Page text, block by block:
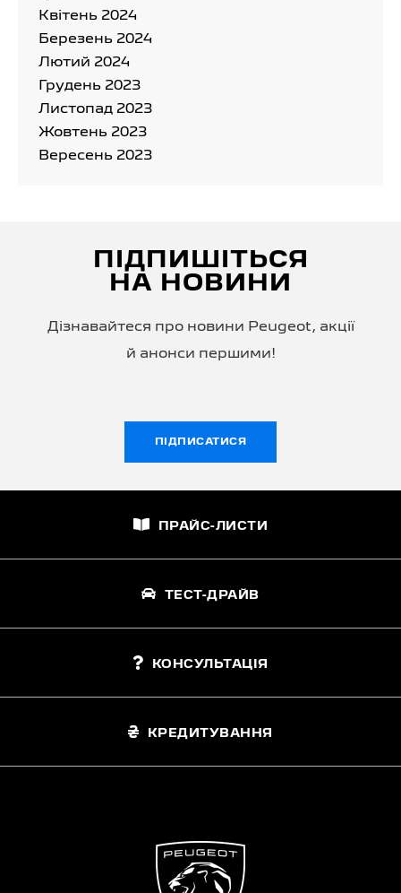
Квітень 2024
Березень 2024
Лютий 2024
Грудень 2023
Листопад 2023
Жовтень 2023
Вересень 2023
ПІДПИШІТЬСЯ
НА НОВИНИ
Дізнавайтеся про новини Peugeot, акції
й анонси першими!
ПІДПИСАТИСЯ
ПРАЙС-ЛИСТИ
ТЕСТ-ДРАЙВ
КОНСУЛЬТАЦІЯ
КРЕДИТУВАННЯ